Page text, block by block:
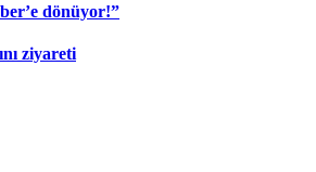
dönüyor!”
ziyareti